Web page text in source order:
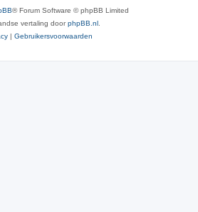
® Forum Software © phpBB Limited
vertaling doorphpBB.nl
| Gebruikersvoorwaarden